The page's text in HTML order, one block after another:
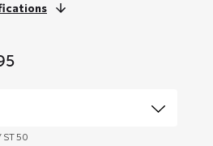
Price
ST 50